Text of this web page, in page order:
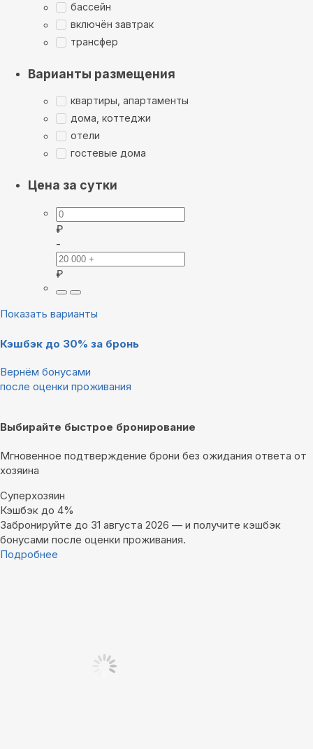
бассейн
включён завтрак
трансфер
Варианты размещения
квартиры, апартаменты
дома, коттеджи
отели
гостевые дома
Цена за сутки
₽
-
₽
Показать варианты
Кэшбэк до 30% за бронь
Вернём бонусами
после оценки проживания
Выбирайте быстрое бронирование
Мгновенное подтверждение брони без ожидания ответа от
хозяина
Суперхозяин
Кэшбэк до 4%
Забронируйте до 31 августа 2026 — и получите кэшбэк
бонусами после оценки проживания.
Подробнее